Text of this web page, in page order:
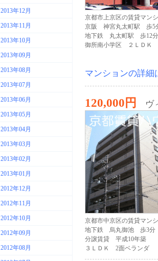
京都市上京区の賃貸マン
京阪 神宮丸太町駅 歩5
地下鉄 丸太町駅 歩12分
御所南小学区 ２ＬＤＫ
マンションの詳細
120,000円 ヴ
京都市中京区の賃貸マン
地下鉄 烏丸御池 歩3分
分譲賃貸 平成10年築
３ＬＤＫ 2面ベランダ
2013年12月
2013年11月
2013年10月
2013年09月
2013年08月
2013年07月
2013年06月
2013年05月
2013年04月
2013年03月
2013年02月
2013年01月
2012年12月
2012年11月
2012年10月
2012年09月
2012年08月